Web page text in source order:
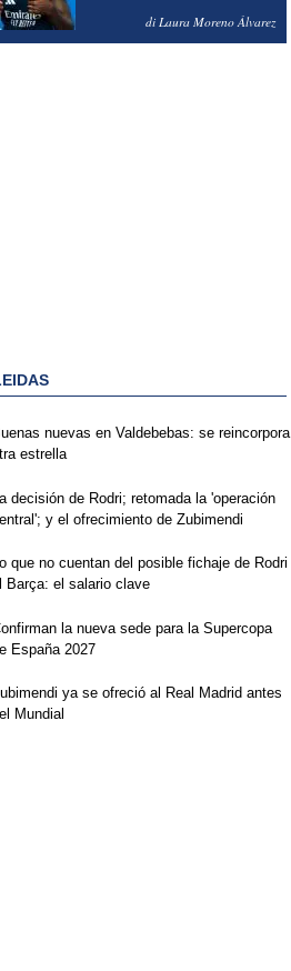
di Laura Moreno Álvarez
nuevas en Valdebebas: se reincorpora
estrella
La decisión de Rodri; retomada la 'operación
y el ofrecimiento de Zubimendi
que no cuentan del posible fichaje de Rodri
Barça: el salario clave
la nueva sede para la Supercopa
España 2027
ya se ofreció al Real Madrid antes
Mundial